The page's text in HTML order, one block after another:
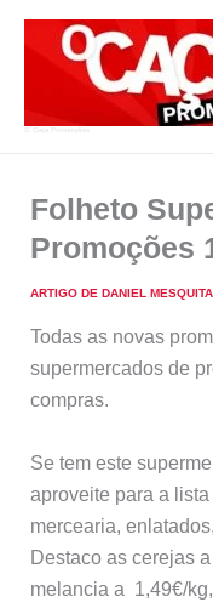
Folheto
Promoções
ARTIGO DE DANIEL MESQUITA
Todas as novas
supermercados de
compras.
Se tem este
aproveite para a
mercearia,
Destaco as cerejas
melancia a 1,49€/